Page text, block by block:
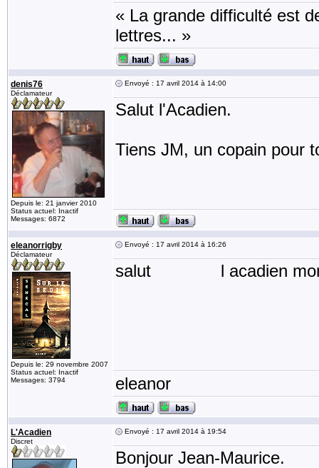
« La grande difficulté est
lettres... »
denis76
Déclamateur
Depuis le: 21 janvier 2010
Status actuel: Inactif
Messages: 6872
Envoyé : 17 avril 2014 à 14:00
Salut l'Acadien.
Tiens JM, un copain pour
eleanorrigby
Déclamateur
Depuis le: 29 novembre 2007
Status actuel: Inactif
Messages: 3794
Envoyé : 17 avril 2014 à 16:26
salut l acadien mon
eleanor
L'Acadien
Discret
Envoyé : 17 avril 2014 à 19:54
Bonjour Jean-Maurice.